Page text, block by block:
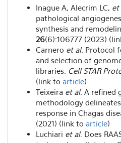
Inague A, Alecrim LC, et
pathological
synthesis and
26(6):106777 (2023)
Carnero et al. Protocol
and selection of
libraries. Cell STAR
(link to article)
Teixeira et al. A refined
methodology
response in Chagas
(2021) (link to article)
Luchiari et al. Does